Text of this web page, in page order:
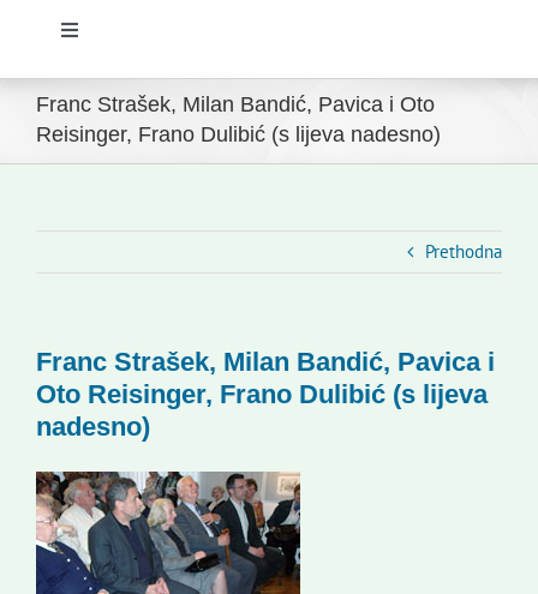
Toggle
Početna
Novosti
Kontakti
Novi odmev – naše glasilo
Izdavaštvo
Franc Strašek, Milan Bandić, Pavica i Oto
Reisinger, Frano Dulibić (s lijeva nadesno)
Prethodna
Franc Strašek, Milan Bandić, Pavica i
Oto Reisinger, Frano Dulibić (s lijeva
nadesno)